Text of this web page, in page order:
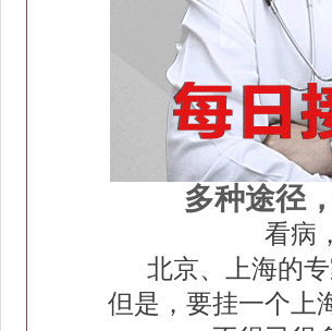
多种途径
看病
北京、上海的
但是，要挂一个上